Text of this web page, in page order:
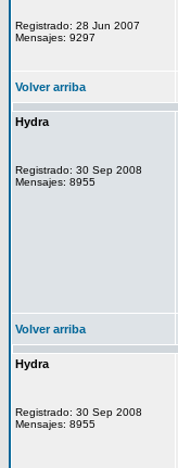
Registrado: 28 Jun 2007
Mensajes: 9297
Volver arriba
Hydra
Registrado: 30 Sep 2008
Mensajes: 8955
Volver arriba
Hydra
Registrado: 30 Sep 2008
Mensajes: 8955